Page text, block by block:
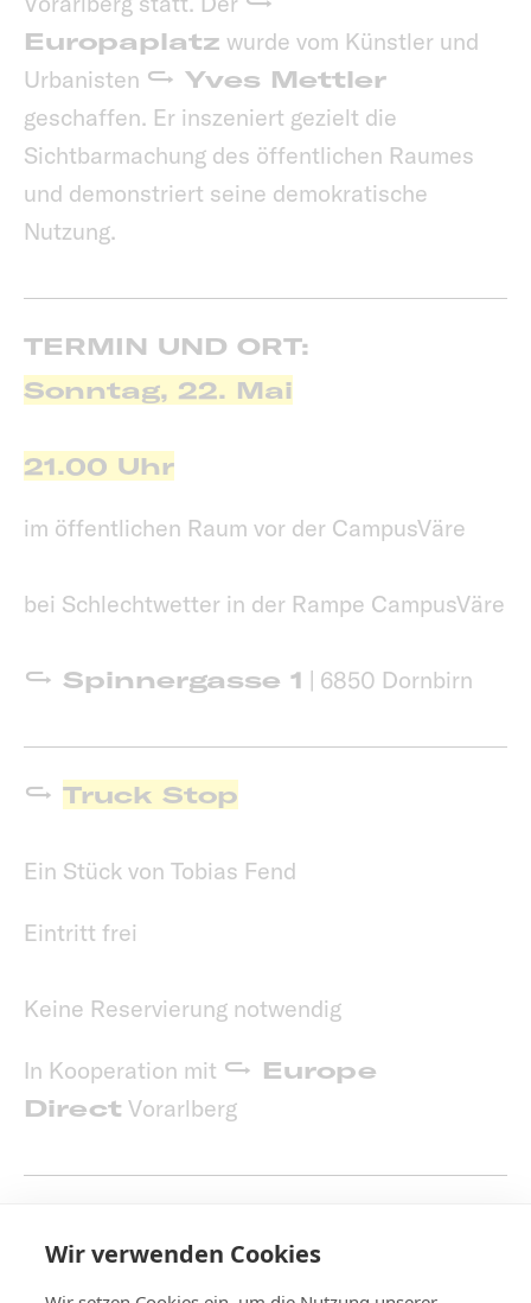
Wir verwenden Cookies
TERMIN UND ORT:
Sonntag, 22. Mai
21.00 Uhr
im öffentlichen Raum vor der CampusVäre
bei Schlechtwetter in der Rampe CampusVäre
Spinnergasse 1 | 6850 Dornbirn
Truck Stop
Ein Stück von Tobias Fend
Eintritt frei
Keine Reservierung notwendig
In Kooperation mit
Europe
Direct Vorarlberg
Europaplatz wurde vom Künstler und
Urbanisten
Yves Mettler
geschaffen. Er inszeniert gezielt die
Sichtbarmachung des öffentlichen Raumes
und demonstriert seine demokratische
Nutzung.